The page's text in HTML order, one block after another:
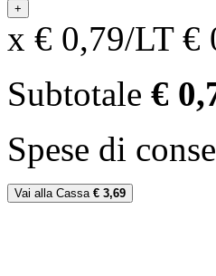
+
x € 0,79/LT €
Subtotale €
Spese di
Vai alla Cassa € 3,69